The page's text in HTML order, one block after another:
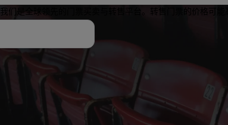
我们是全球领先的门票买卖与转售平台。转售门票的价格可能